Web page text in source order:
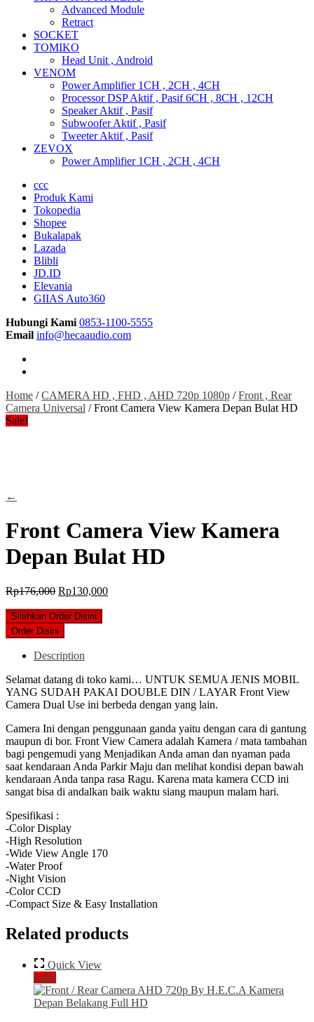
Advanced Module
Retract
SOCKET
TOMIKO
Head Unit , Android
VENOM
Power Amplifier 1CH , 2CH , 4CH
Processor DSP Aktif , Pasif 6CH , 8CH , 12CH
Speaker Aktif , Pasif
Subwoofer Aktif , Pasif
Tweeter Aktif , Pasif
ZEVOX
Power Amplifier 1CH , 2CH , 4CH
ccc
Produk Kami
Tokopedia
Shopee
Bukalapak
Lazada
Blibli
JD.ID
Elevania
GIIAS Auto360
Hubungi Kami 0853-1100-5555
Email info@hecaaudio.com
Home /CAMERA HD , FHD , AHD 720p 1080p /Front , Rear
Camera Universal / Front Camera View Kamera Depan Bulat HD
Sale!
←
Front Camera View Kamera
Depan Bulat HD
Rp176,000 Original
was:
Rp176,000.
Rp130,000Current
Silahkan Order Disini
Order Disini
Description
Selamat datang di toko kami… UNTUK SEMUA JENIS MOBIL
YANG SUDAH PAKAI DOUBLE DIN / LAYAR Front View
Camera Dual Use ini berbeda dengan yang lain.
Camera Ini dengan penggunaan ganda yaitu dengan cara di gantung
maupun di bor. Front View Camera adalah Kamera / mata tambahan
bagi pengemudi yang Menjadikan Anda aman dan nyaman pada
saat kendaraan Anda Parkir Maju dan melihat kondisi depan bawah
kendaraan Anda tanpa rasa Ragu. Karena mata kamera CCD ini
sangat bisa di andalkan baik waktu siang maupun malam hari.
Spesifikasi :
-Color Display
-High Resolution
-Wide View Angle 170
-Water Proof
-Night Vision
-Color CCD
-Compact Size & Easy Installation
Related products
Quick View
Sale!